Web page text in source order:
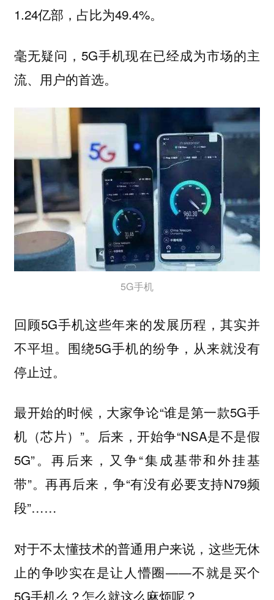
1.24亿部，占比为49.4%。
毫无疑问，5G手机现在已经成为市场的主
流、用户的首选。
5G手机
回顾5G手机这些年来的发展历程，其实并
不平坦。围绕5G手机的纷争，从来就没有
停止过。
最开始的时候，大家争论“谁是第一款5G手
机（芯片）”。后来，开始争“NSA是不是假
5G”。再后来，又争“集成基带和外挂基
带”。再再后来，争“有没有必要支持N79频
段”……
对于不太懂技术的普通用户来说，这些无休
止的争吵实在是让人懵圈——不就是买个
5G手机么？怎么就这么麻烦呢？